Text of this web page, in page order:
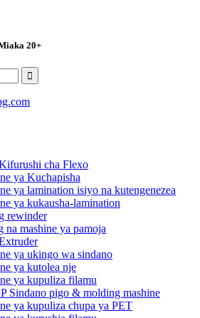
20+
cha Flexo
ya Kuchapisha
ya lamination isiyo na kutengenezea
ya kukausha-lamination
rewinder
na mashine ya pamoja
ya ukingo wa sindano
ya kutolea nje
ya kupuliza filamu
Sindano pigo & molding mashine
ya kupuliza chupa ya PET